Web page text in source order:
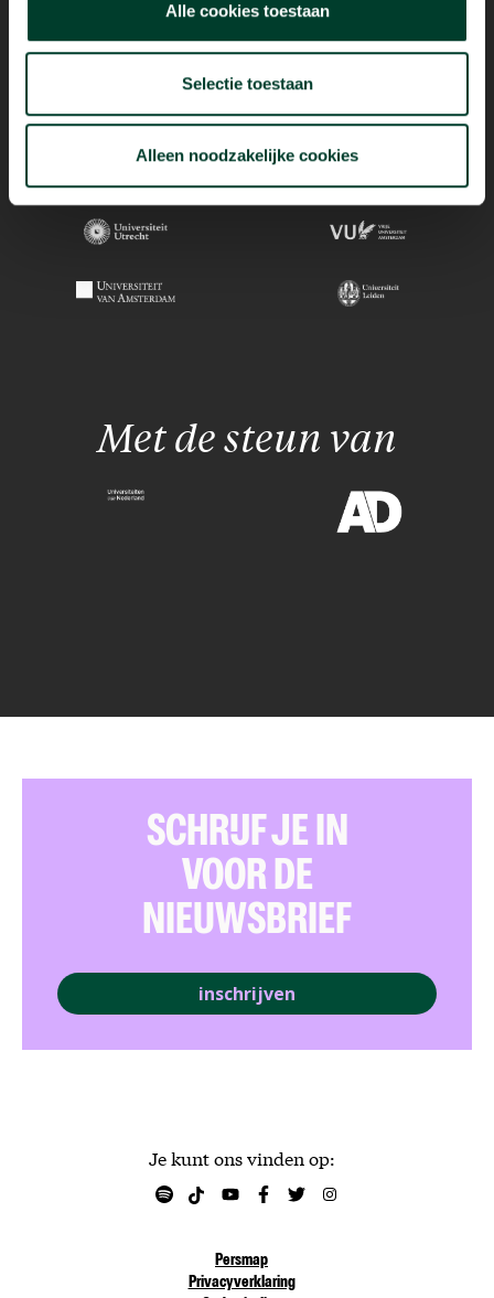
Alle cookies toestaan
Selectie toestaan
Alleen noodzakelijke cookies
Met de steun van
Je kunt ons vinden op:
Persmap
Privacyverklaring
SCHRIJF JE IN
VOOR DE
NIEUWSBRIEF
inschrijven